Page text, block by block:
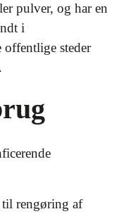
pulver, og har en
i
offentlige steder
rengøring af